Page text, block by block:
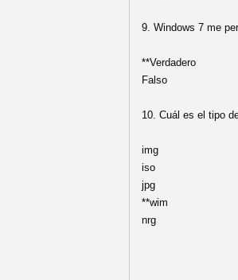
9. Windows 7 me
**Verdadero
Falso
10. Cuál es el tipo
img
iso
jpg
**wim
nrg